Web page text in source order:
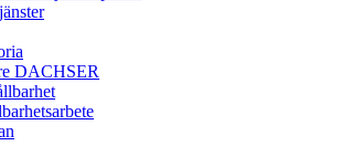
DACHSER